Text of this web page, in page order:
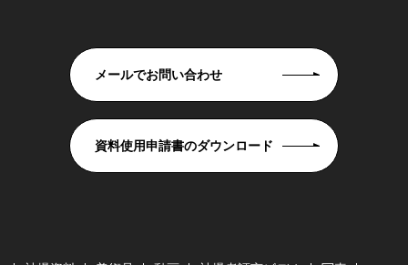
メールでお問い合わせ
資料使用申請書のダウンロード